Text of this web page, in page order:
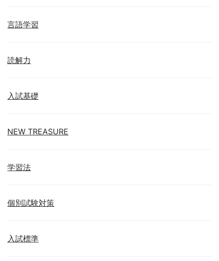
言語学習
読解力
入試基礎
NEW TREASURE
学習法
個別試験対策
入試標準